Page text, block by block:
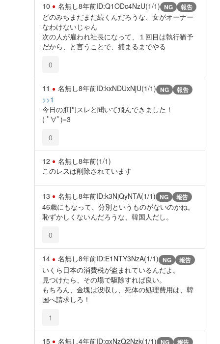
10 名無し8年前ID:Q1ODc4NzU(1/1) NG 報告
どのみちまだまだ続くんだろうな、女がオーナー
なわけないじゃん
次の人が雇われ社長になって、１回目は執行猶予
だから、と言うことで、捕まるまでやる
0
11 名無し8年前ID:kxNDUxNjU(1/1) NG 報告
>>1
今日の肛門スレと聞いて飛んできました！
( ﾟ∀ﾟ)=3
0
12 名無し8年前(1/1)
このレスは削除されています
13 名無し8年前ID:k3NjQyNTA(1/1) NG 報告
46歳にもなって、分別というものがないのかね。
恥ずかしくないんだろうな、韓国人だし。
0
14 名無し8年前ID:E1NTY3NzA(1/1) NG 報告
いくら日本の消費税が盗まれているんだよ。
見つけたら、その場で駆除すれば良い。
もちろん、金塊は没収し、死体の処理費用は、韓
国へ請求しろ！
1
15 名無し4年前ID:gxNzQ2Nzk(1/1) NG 報告